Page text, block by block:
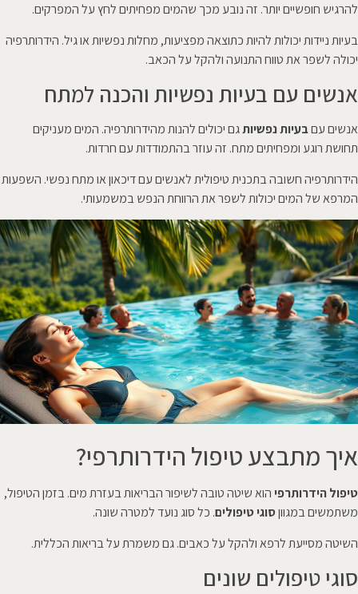
להרגיש חופשיים יותר. זה נובע מכך שהמים מפחיתים לחץ על המפרקים.
בעיות ניידות יכולות להיות כתוצאה מפציעות, מחלות נפשיות או גיל. הידרותרפיה
יכולה לשפר את טווח התנועה ולהקל על הכאב.
אנשים עם בעיות נפשיות והכנה למתח
אנשים עםבעיות נפשיותגם יכולים להנות מהידרותרפיה. המים מעניקים
תחושת רוגע ומפחיתים מתח. זה עוזר בהתמודדות עם חרדות.
הידרותרפיה חשובה בתכנית טיפולית לאנשים עם דיכאון או מתח נפשי. השפעות
המרפא של המים יכולות לשפר את הרווחת הנפש במשמעותי.
איך מתבצע טיפול הידרותרפי?
טיפול הידרותרפי הוא שיטה טובה לשיפור הבריאות בעזרת מים. בזמן הטיפול,
משתמשים במגווןסוגי טיפולים. כל סוג נועד למטרה שונה.
השיטה מסייעת לרפא ולהקל על כאבים. גם משמרת על בריאות הכללית.
סוגי טיפולים שונים